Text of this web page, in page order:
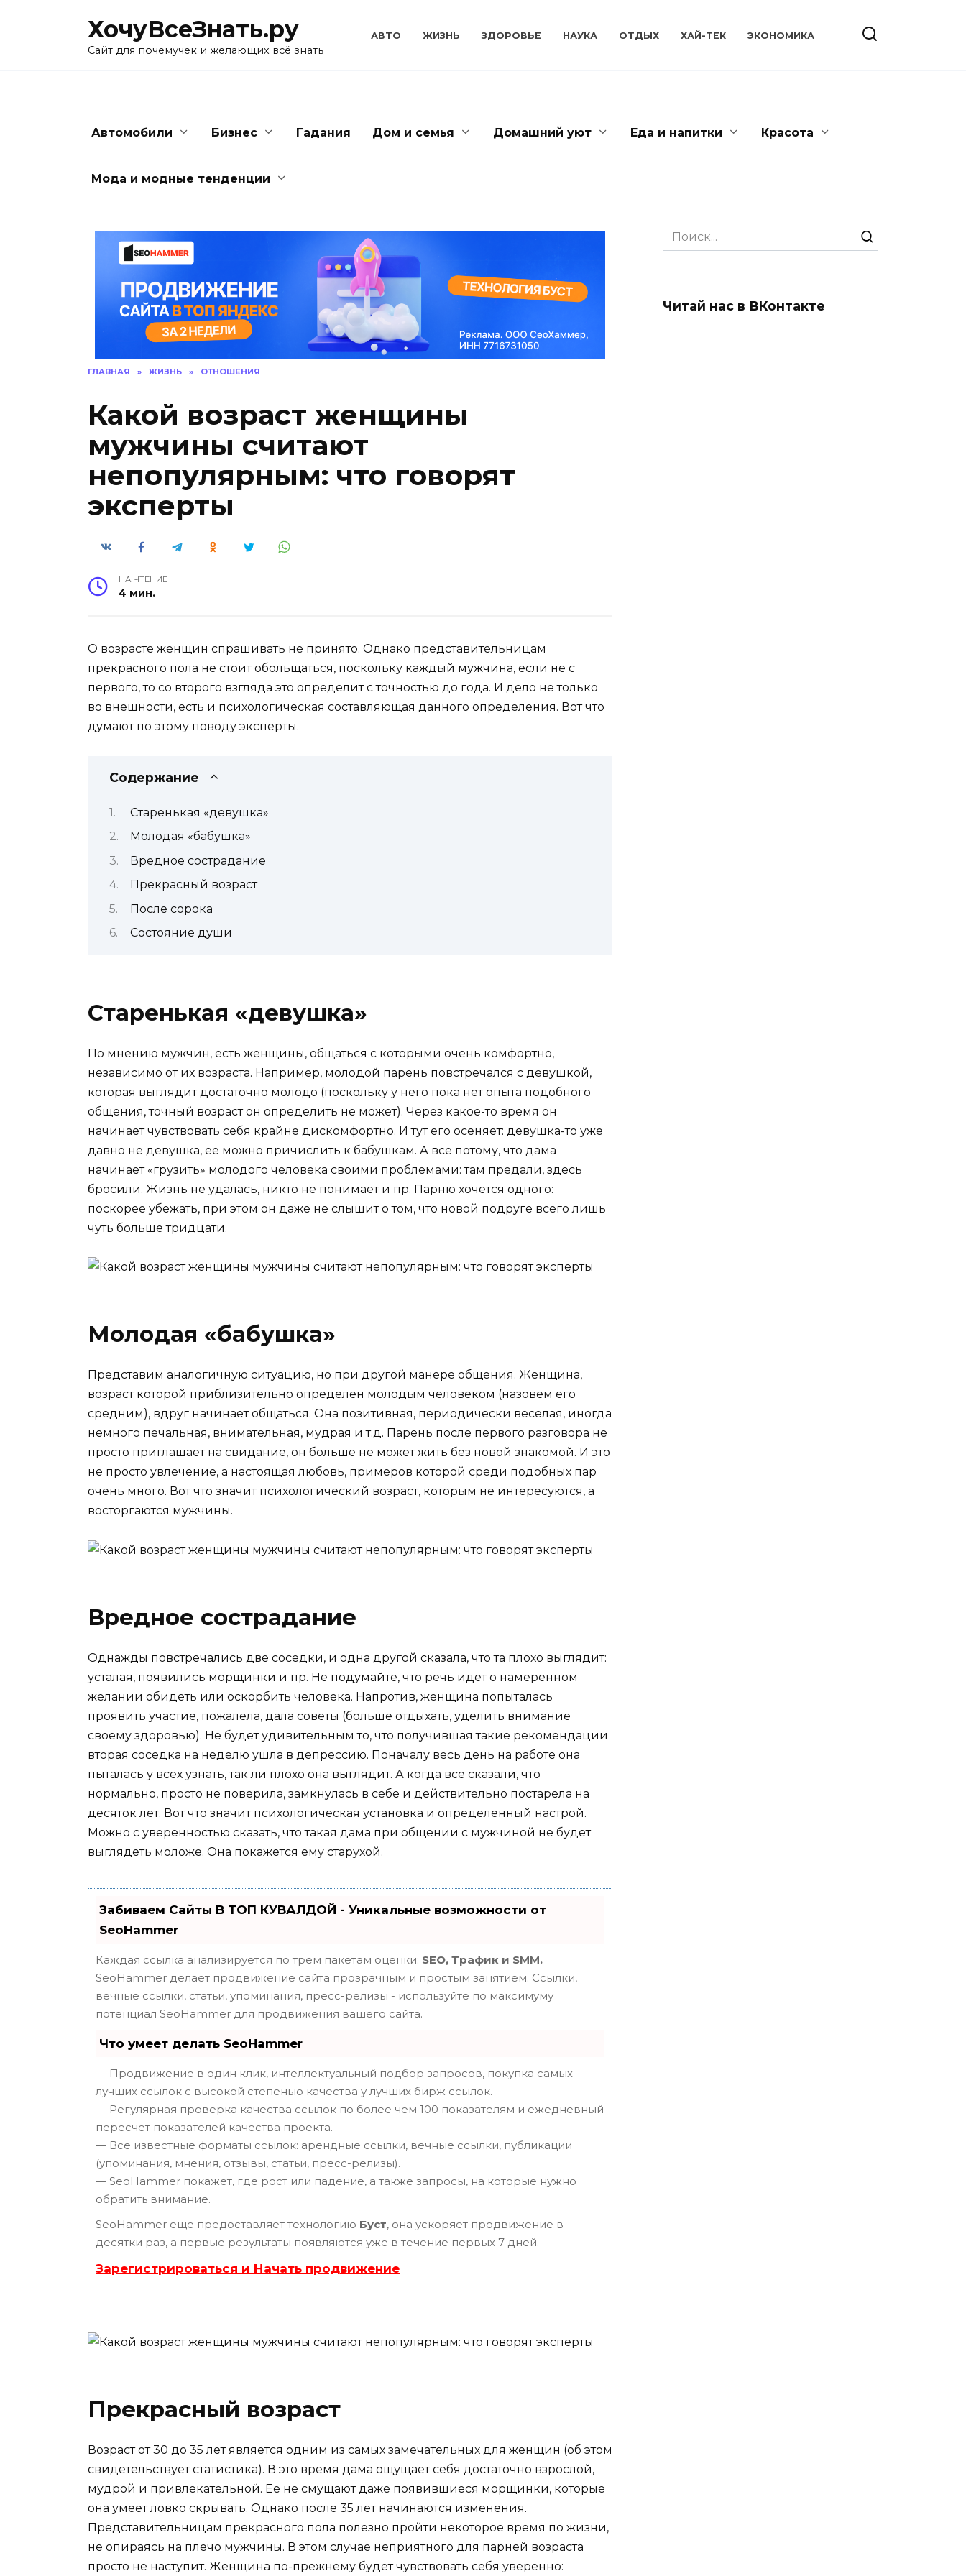
ХочуВсеЗнать.ру
Сайт для почемучек и желающих всё знать
АВТО ЖИЗНЬ ЗДОРОВЬЕ НАУКА ОТДЫХ ХАЙ-ТЕК ЭКОНОМИКА
Автомобили Бизнес Гадания Дом и семья Домашний уют Еда и напитки Красота
Мода и модные тенденции
ГЛАВНАЯ » ЖИЗНЬ » ОТНОШЕНИЯ
Какой возраст женщины
мужчины считают
непопулярным: что говорят
эксперты
НА ЧТЕНИЕ
4 мин.
О возрасте женщин спрашивать не принято. Однако представительницам
прекрасного пола не стоит обольщаться, поскольку каждый мужчина, если не с
первого, то со второго взгляда это определит с точностью до года. И дело не только
во внешности, есть и психологическая составляющая данного определения. Вот что
думают по этому поводу эксперты.
Содержание
Старенькая «девушка»
Молодая «бабушка»
Вредное сострадание
Прекрасный возраст
После сорока
Состояние души
Старенькая «девушка»
По мнению мужчин, есть женщины, общаться с которыми очень комфортно,
независимо от их возраста. Например, молодой парень повстречался с девушкой,
которая выглядит достаточно молодо (поскольку у него пока нет опыта подобного
общения, точный возраст он определить не может). Через какое-то время он
начинает чувствовать себя крайне дискомфортно. И тут его осеняет: девушка-то уже
давно не девушка, ее можно причислить к бабушкам. А все потому, что дама
начинает «грузить» молодого человека своими проблемами: там предали, здесь
бросили. Жизнь не удалась, никто не понимает и пр. Парню хочется одного:
поскорее убежать, при этом он даже не слышит о том, что новой подруге всего лишь
чуть больше тридцати.
Молодая «бабушка»
Представим аналогичную ситуацию, но при другой манере общения. Женщина,
возраст которой приблизительно определен молодым человеком (назовем его
средним), вдруг начинает общаться. Она позитивная, периодически веселая, иногда
немного печальная, внимательная, мудрая и т.д. Парень после первого разговора не
просто приглашает на свидание, он больше не может жить без новой знакомой. И это
не просто увлечение, а настоящая любовь, примеров которой среди подобных пар
очень много. Вот что значит психологический возраст, которым не интересуются, а
восторгаются мужчины.
Вредное сострадание
Однажды повстречались две соседки, и одна другой сказала, что та плохо выглядит:
усталая, появились морщинки и пр. Не подумайте, что речь идет о намеренном
желании обидеть или оскорбить человека. Напротив, женщина попыталась
проявить участие, пожалела, дала советы (больше отдыхать, уделить внимание
своему здоровью). Не будет удивительным то, что получившая такие рекомендации
вторая соседка на неделю ушла в депрессию. Поначалу весь день на работе она
пыталась у всех узнать, так ли плохо она выглядит. А когда все сказали, что
нормально, просто не поверила, замкнулась в себе и действительно постарела на
десяток лет. Вот что значит психологическая установка и определенный настрой.
Можно с уверенностью сказать, что такая дама при общении с мужчиной не будет
выглядеть моложе. Она покажется ему старухой.
Забиваем Сайты В ТОП КУВАЛДОЙ - Уникальные возможности от
SeoHammer
Каждая ссылка анализируется по трем пакетам оценки: SEO, Трафик и SMM.
SeoHammer делает продвижение сайта прозрачным и простым занятием. Ссылки,
вечные ссылки, статьи, упоминания, пресс-релизы - используйте по максимуму
потенциал SeoHammer для продвижения вашего сайта.
Что умеет делать SeoHammer
— Продвижение в один клик, интеллектуальный подбор запросов, покупка самых
лучших ссылок с высокой степенью качества у лучших бирж ссылок.
— Регулярная проверка качества ссылок по более чем 100 показателям и ежедневный
пересчет показателей качества проекта.
— Все известные форматы ссылок: арендные ссылки, вечные ссылки, публикации
(упоминания, мнения, отзывы, статьи, пресс-релизы).
— SeoHammer покажет, где рост или падение, а также запросы, на которые нужно
обратить внимание.
SeoHammer еще предоставляет технологию Буст, она ускоряет продвижение в
десятки раз, а первые результаты появляются уже в течение первых 7 дней.
Зарегистрироваться и Начать продвижение
Прекрасный возраст
Возраст от 30 до 35 лет является одним из самых замечательных для женщин (об этом
свидетельствует статистика). В это время дама ощущает себя достаточно взрослой,
мудрой и привлекательной. Ее не смущают даже появившиеся морщинки, которые
она умеет ловко скрывать. Однако после 35 лет начинаются изменения.
Представительницам прекрасного пола полезно пройти некоторое время по жизни,
не опираясь на плечо мужчины. В этом случае неприятного для парней возраста
просто не наступит. Женщина по-прежнему будет чувствовать себя уверенно:
Search
for:
Читай нас в ВКонтакте